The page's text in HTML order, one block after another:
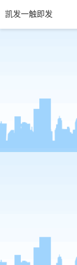
凯发一触即发